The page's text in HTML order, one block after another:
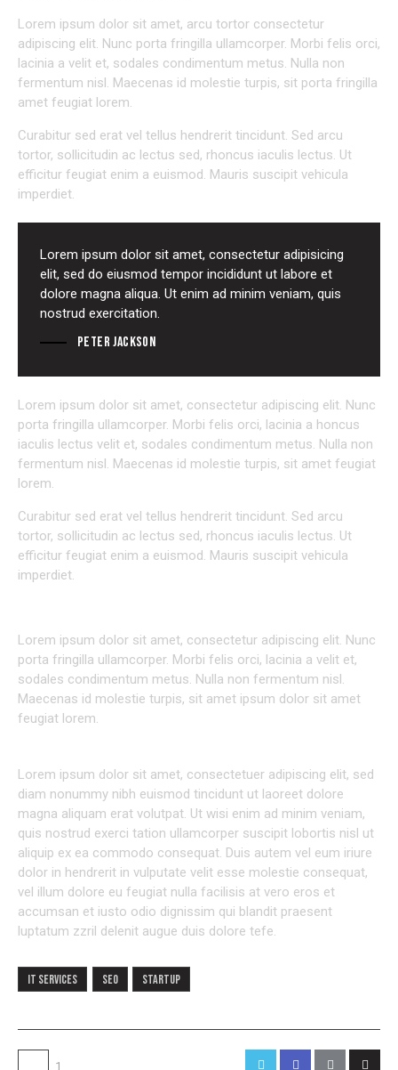
Lorem ipsum dolor sit amet, arcu tortor consectetur
adipiscing elit. Nunc porta fringilla ullamcorper. Morbi felis orci,
lacinia a velit et, sodales condimentum metus. Nulla non
fermentum nisl. Maecenas id molestie turpis, sit porta fringilla
amet feugiat lorem.
Curabitur sed erat vel tellus hendrerit tincidunt. Sed arcu
tortor, sollicitudin ac lectus sed, rhoncus iaculis lectus. Ut
efficitur feugiat enim a euismod. Mauris suscipit vehicula
imperdiet.
Lorem ipsum dolor sit amet, consectetur adipisicing
elit, sed do eiusmod tempor incididunt ut labore et
dolore magna aliqua. Ut enim ad minim veniam, quis
nostrud exercitation.
Peter Jackson
Lorem ipsum dolor sit amet, consectetur adipiscing elit. Nunc
porta fringilla ullamcorper. Morbi felis orci, lacinia a honcus
iaculis lectus velit et, sodales condimentum metus. Nulla non
fermentum nisl. Maecenas id molestie turpis, sit amet feugiat
lorem.
Curabitur sed erat vel tellus hendrerit tincidunt. Sed arcu
tortor, sollicitudin ac lectus sed, rhoncus iaculis lectus. Ut
efficitur feugiat enim a euismod. Mauris suscipit vehicula
imperdiet.
Lorem ipsum dolor sit amet, consectetur adipiscing elit. Nunc
porta fringilla ullamcorper. Morbi felis orci, lacinia a velit et,
sodales condimentum metus. Nulla non fermentum nisl.
Maecenas id molestie turpis, sit amet ipsum dolor sit amet
feugiat lorem.
Lorem ipsum dolor sit amet, consectetuer adipiscing elit, sed
diam nonummy nibh euismod tincidunt ut laoreet dolore
magna aliquam erat volutpat. Ut wisi enim ad minim veniam,
quis nostrud exerci tation ullamcorper suscipit lobortis nisl ut
aliquip ex ea commodo consequat. Duis autem vel eum iriure
dolor in hendrerit in vulputate velit esse molestie consequat,
vel illum dolore eu feugiat nulla facilisis at vero eros et
accumsan et iusto odio dignissim qui blandit praesent
luptatum zzril delenit augue duis dolore tefe.
IT services Seo Startup
1